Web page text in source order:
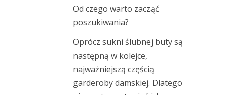
Od czego warto zacząć
poszukiwania?
Oprócz sukni ślubnej buty są
następną w kolejce,
najważniejszą częścią
garderoby damskiej. Dlatego